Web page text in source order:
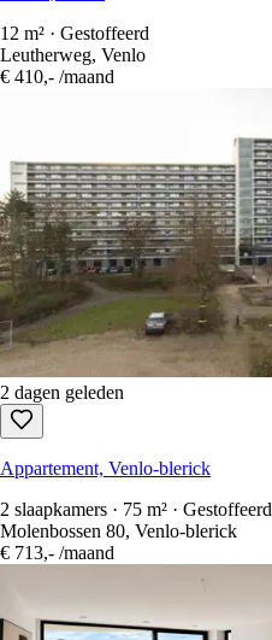
12 m² · Gestoffeerd
Leutherweg, Venlo
€ 410,- /maand
2 dagen geleden
Appartement, Venlo-blerick
2 slaapkamers · 75 m² · Gestoffeerd
Molenbossen 80, Venlo-blerick
€ 713,- /maand